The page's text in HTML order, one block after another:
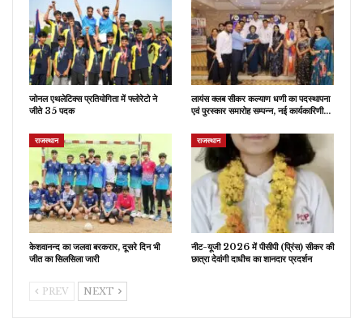
जोनल एथलेटिक्स प्रतियोगिता में फ्लोरेटो ने
जीते 35 पदक
लायंस क्लब सीकर कल्याण धणी का पदस्थापना
एवं पुरस्कार समारोह सम्पन्न, नई कार्यकारिणी…
राजस्थान
केशवानन्द का जलवा बरकरार, दूसरे दिन भी
जीत का सिलसिला जारी
राजस्थान
नीट-यूजी 2026 में पीसीपी (प्रिंस) सीकर की
छात्रा देवांगी दाधीच का शानदार प्रदर्शन
PREV NEXT